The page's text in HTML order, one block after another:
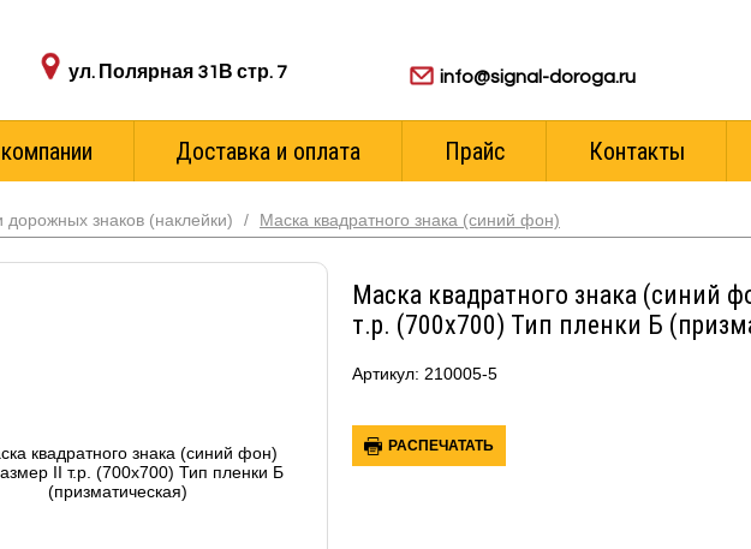
ул. Полярная 31В стр. 7
info@signal-doroga.ru
Доставка и оплата Прайс Контакты
дорожных знаков (наклейки) / Маска квадратного знака (синий фон)
Маска квадратного знака (синий
т.р. (700х700) Тип пленки Б
Артикул: 210005-5
РАСПЕЧАТАТЬ